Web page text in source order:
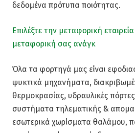
δεδομένα πρότυπα ποιότητας.
Επιλέξτε την μεταφορική
μεταφορική σας ανάγκ
Όλα τα φορτηγά μας είναι
ψυκτικά μηχανήματα,
θερμοκρασίας, υδραυλικές
συστήματα τηλεματικής &
εσωτερικά χωρίσματα θαλάμου,